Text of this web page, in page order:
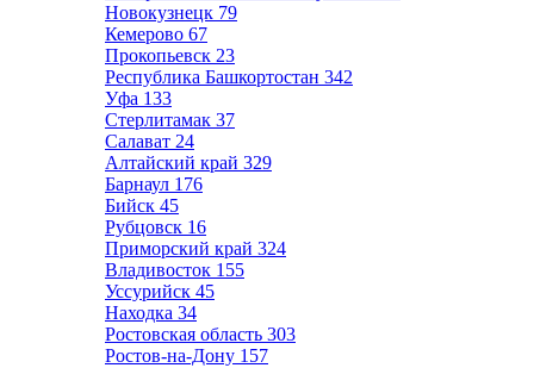
Новокузнецк 79
Кемерово 67
Прокопьевск 23
Республика Башкортостан 342
Уфа 133
Стерлитамак 37
Салават 24
Алтайский край 329
Барнаул 176
Бийск 45
Рубцовск 16
Приморский край 324
Владивосток 155
Уссурийск 45
Находка 34
Ростовская область 303
Ростов-на-Дону 157